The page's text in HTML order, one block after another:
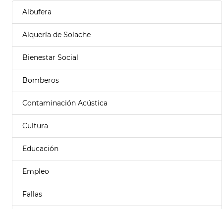
Albufera
Alquería de Solache
Bienestar Social
Bomberos
Contaminación Acústica
Cultura
Educación
Empleo
Fallas